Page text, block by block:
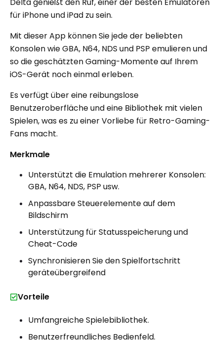
für iPhone und iPad zu sein.
Mit dieser App können Sie jede der beliebten
Konsolen wie GBA, N64, NDS und PSP emulieren und
so die geschätzten Gaming-Momente auf Ihrem
iOS-Gerät noch einmal erleben.
Es verfügt über eine reibungslose
Benutzeroberfläche und eine Bibliothek mit vielen
Spielen, was es zu einer Vorliebe für Retro-Gaming-
Fans macht.
Merkmale
Unterstützt die Emulation mehrerer Konsolen:
GBA, N64, NDS, PSP usw.
Anpassbare Steuerelemente auf dem
Bildschirm
Unterstützung für Statusspeicherung und
Cheat-Code
Synchronisieren Sie den Spielfortschritt
geräteübergreifend
Vorteile
Umfangreiche Spielebibliothek.
Benutzerfreundliches Bedienfeld.